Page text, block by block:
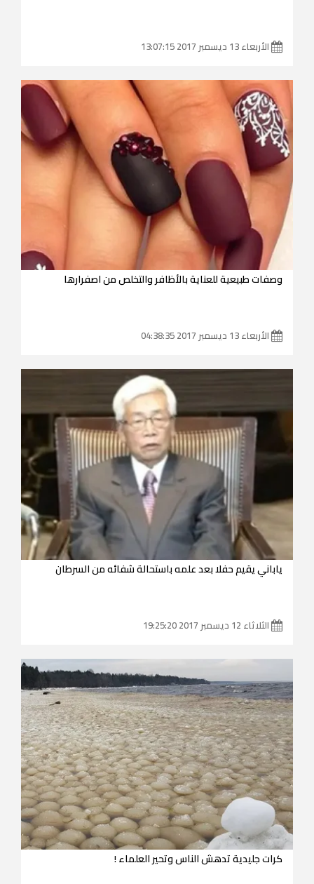
الأربعاء 13 ديسمبر 2017 13:07:15
وصفات طبيعية للعناية بالأظافر والتخلص من اصفرارها
الأربعاء 13 ديسمبر 2017 04:38:35
ياباني يقيم حفلا بعد علمه باستحالة شفائه من السرطان
الثلاثاء 12 ديسمبر 2017 19:25:20
كرات جليدية تدهش الناس وتحير العلماء !